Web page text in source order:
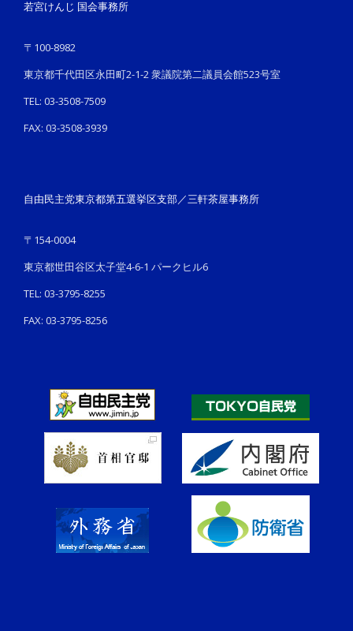
若宮けんじ 国会事務所
〒100-8982
東京都千代田区永田町2-1-2 衆議院第二議員会館523号室
TEL: 03-3508-7509
FAX: 03-3508-3939
自由民主党東京都第五選挙区支部／三軒茶屋事務所
〒154-0004
東京都世田谷区太子堂4-6-1 パークヒル6
TEL: 03-3795-8255
FAX: 03-3795-8256